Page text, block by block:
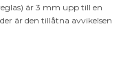
är 3 mm upp till en
är den tillåtna avvikelsen